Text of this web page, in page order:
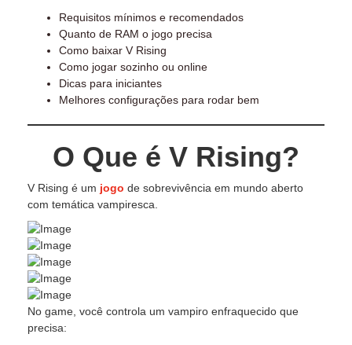
Requisitos mínimos e recomendados
Quanto de RAM o jogo precisa
Como baixar V Rising
Como jogar sozinho ou online
Dicas para iniciantes
Melhores configurações para rodar bem
O Que é V Rising?
V Rising é um jogo de sobrevivência em mundo aberto
com temática vampiresca.
No game, você controla um vampiro enfraquecido que
precisa: